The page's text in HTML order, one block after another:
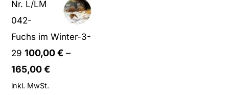
Nr. L/LM
042-
Fuchs im Winter-3-
29 100,00€ –
165,00€
inkl. MwSt.